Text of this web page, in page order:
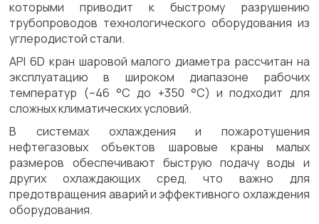
которыми приводит к быстрому разрушению
трубопроводов технологического оборудования из
углеродистой стали.
API 6D кран шаровой малого диаметра рассчитан на
эксплуатацию в широком диапазоне рабочих
температур (–46 °C до +350 °C) и подходит для
сложных климатических условий.
В системах охлаждения и пожаротушения
нефтегазовых объектов шаровые краны малых
размеров обеспечивают быструю подачу воды и
других охлаждающих сред, что важно для
предотвращения аварий и эффективного охлаждения
оборудования.